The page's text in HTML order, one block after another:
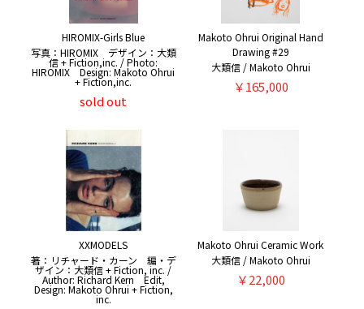
HIROMIX-Girls Blue
写真：HIROMIX デザイン：大類
信 + Fiction,inc. / Photo:
HIROMIX Design: Makoto Ohrui
+ Fiction,inc.
sold out
Makoto Ohrui Original Hand
Drawing #29
大類信 / Makoto Ohrui
￥165,000
XXMODELS
著：リチャード・カーン 編・デ
ザイン：大類信 + Fiction, inc. /
Author: Richard Kern Edit,
Design: Makoto Ohrui + Fiction,
inc.
Makoto Ohrui Ceramic Work
大類信 / Makoto Ohrui
￥22,000